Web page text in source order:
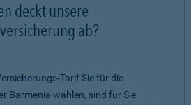
deckt unsere
ab?
Tarif Sie für die
Barmenia wählen, sind für Sie